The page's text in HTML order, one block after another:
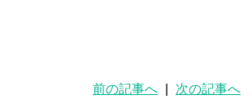
前の記事へ 次の記事へ